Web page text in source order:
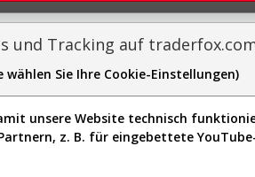
Spider Easy-Scan Visualizations
für Premium-
und Tracking auf
wählen Sie Ihre Cookie-Einstellungen)
unsere Website technisch
z. B. für eingebettete